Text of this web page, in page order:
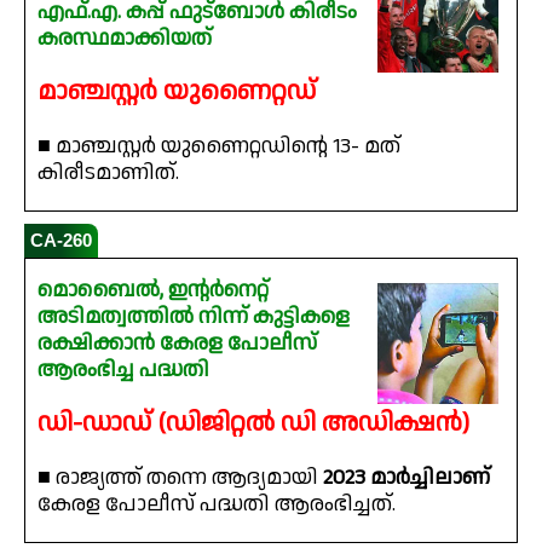
എഫ്.എ. കപ്പ്‌ ഫുട്ബോൾ കിരീടം
കരസ്ഥമാക്കിയത്
മാഞ്ചസ്റ്റർ യുണൈറ്റഡ്
■ മാഞ്ചസ്റ്റർ യുണൈറ്റഡിന്റെ 13- മത്
കിരീടമാണിത്.
CA-260
മൊബൈൽ, ഇന്റർനെറ്റ്
അടിമത്വത്തിൽ നിന്ന് കുട്ടികളെ
രക്ഷിക്കാൻ കേരള പോലീസ്
ആരംഭിച്ച പദ്ധതി
ഡി-ഡാഡ് (ഡിജിറ്റൽ ഡി അഡിക്ഷൻ)
■ രാജ്യത്ത് തന്നെ ആദ്യമായി 2023 മാർച്ചിലാണ്
കേരള പോലീസ് പദ്ധതി ആരംഭിച്ചത്.